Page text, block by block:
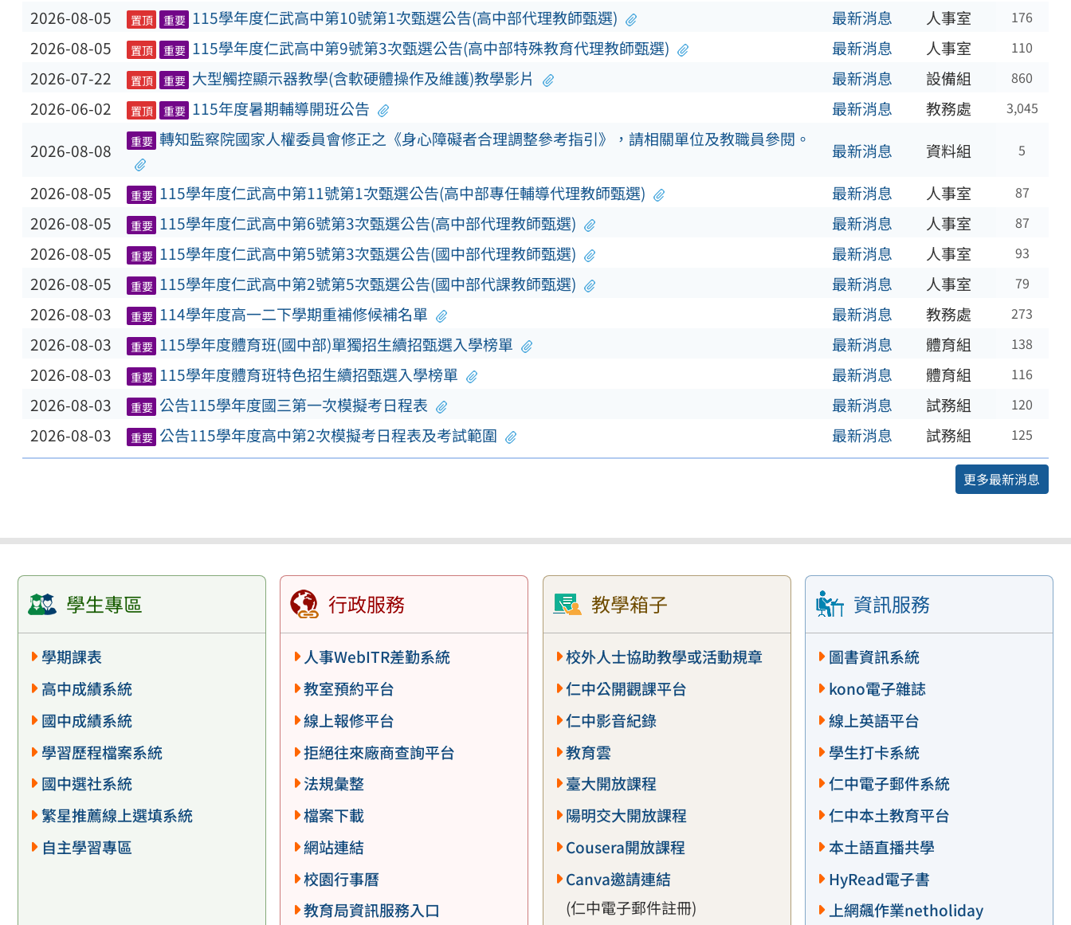
2026-08-05 置頂 重要 115學年度仁武高中第10號第1次甄選公告(高中部代理教師甄選) 最新消息 人事室 176
2026-08-05 置頂 重要 115學年度仁武高中第9號第3次甄選公告(高中部特殊教育代理教師甄選) 最新消息 人事室 110
2026-07-22 置頂 重要 大型觸控顯示器教學(含軟硬體操作及維護)教學影片 最新消息 設備組 860
2026-06-02 置頂 重要 115年度暑期輔導開班公告 最新消息 教務處 3,045
2026-08-08 重要 轉知監察院國家人權委員會修正之《身心障礙者合理調整參考指引》，請相關單位及教職員參閱。
最新消息 資料組 5
2026-08-05 重要 115學年度仁武高中第11號第1次甄選公告(高中部專任輔導代理教師甄選) 最新消息 人事室 87
2026-08-05 重要 115學年度仁武高中第6號第3次甄選公告(高中部代理教師甄選) 最新消息 人事室 87
2026-08-05 重要 115學年度仁武高中第5號第3次甄選公告(國中部代理教師甄選) 最新消息 人事室 93
2026-08-05 重要 115學年度仁武高中第2號第5次甄選公告(國中部代課教師甄選) 最新消息 人事室 79
2026-08-03 重要 114學年度高一二下學期重補修候補名單 最新消息 教務處 273
2026-08-03 重要 115學年度體育班(國中部)單獨招生續招甄選入學榜單 最新消息 體育組 138
2026-08-03 重要 115學年度體育班特色招生續招甄選入學榜單 最新消息 體育組 116
2026-08-03 重要 公告115學年度國三第一次模擬考日程表 最新消息 試務組 120
2026-08-03 重要 公告115學年度高中第2次模擬考日程表及考試範圍 最新消息 試務組 125
更多最新消息
學生專區
學期課表
高中成績系統
國中成績系統
學習歷程檔案系統
國中選社系統
繁星推薦線上選填系統
自主學習專區
行政服務
人事WebITR差勤系統
教室預約平台
線上報修平台
拒絕往來廠商查詢平台
法規彙整
檔案下載
網站連結
校園行事曆
教育局資訊服務入口
教學箱子
校外人士協助教學或活動規章
仁中公開觀課平台
仁中影音紀錄
教育雲
臺大開放課程
陽明交大開放課程
Cousera開放課程
Canva邀請連結
(仁中電子郵件註冊)
資訊服務
圖書資訊系統
kono電子雜誌
線上英語平台
學生打卡系統
仁中電子郵件系統
仁中本土教育平台
本土語直播共學
HyRead電子書
上網飆作業netholiday